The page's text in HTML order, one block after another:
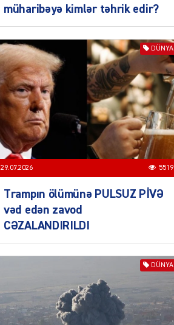
müharibəyə kimlər təhrik edir?
DÜNYA
29.07.2026 5519
Trampın ölümünə PULSUZ PİVƏ
vəd edən zavod
CƏZALANDIRILDI
DÜNYA